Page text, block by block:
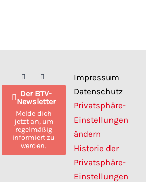
F
a
c
e
b
o
k
I
n
s
t
a
r
a
m
Der BTV-
Newsletter
Melde dich
jetzt an, um
regelmäßig
informiert zu
werden.
Impressum
Datenschutz
Privatsphäre-
Einstellungen
ändern
Historie der
Privatsphäre-
Einstellungen